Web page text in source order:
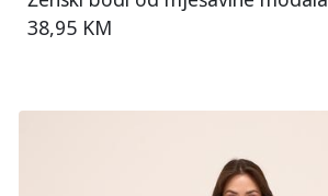
38,95 KM